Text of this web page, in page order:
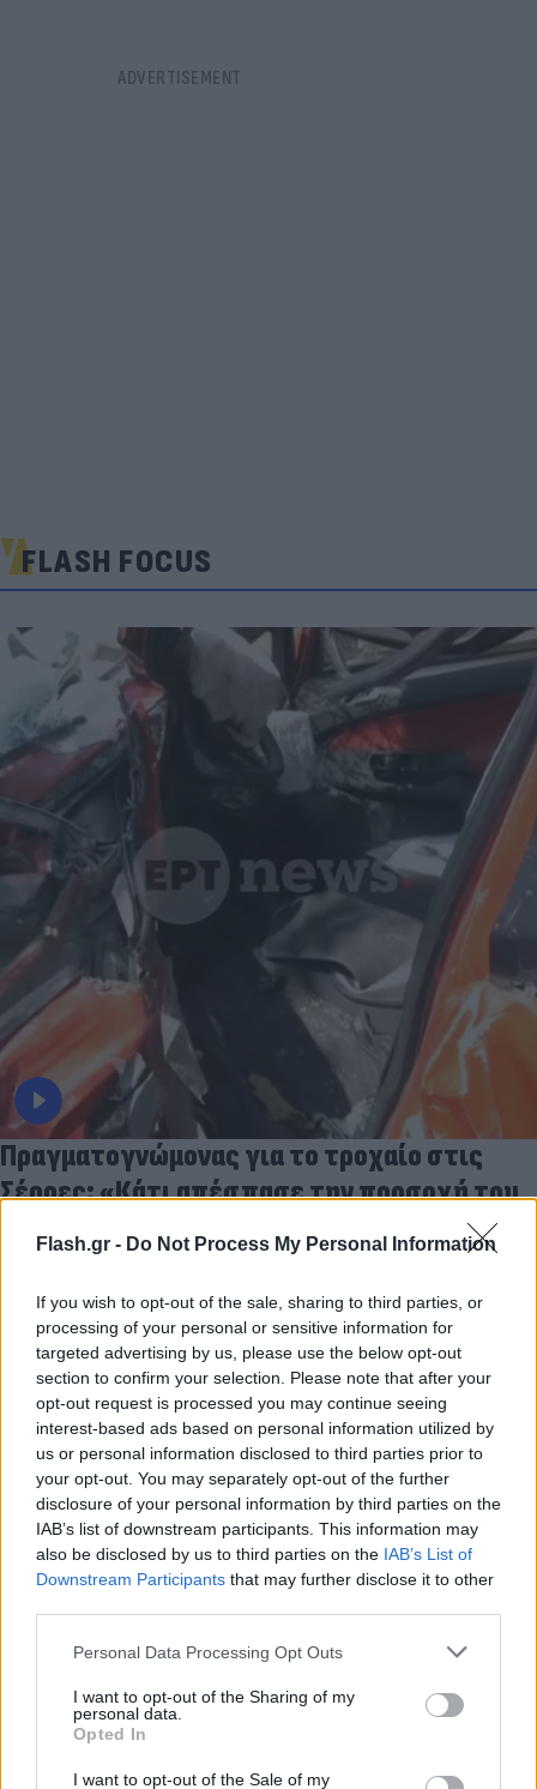
Flash.gr - Do Not Process My Personal Information
If you wish to opt-out of the sale, sharing to third parties, or
processing of your personal or sensitive information for
targeted advertising by us, please use the below opt-out
section to confirm your selection. Please note that after your
opt-out request is processed you may continue seeing
interest-based ads based on personal information utilized by
us or personal information disclosed to third parties prior to
your opt-out. You may separately opt-out of the further
disclosure of your personal information by third parties on the
IAB’s list of downstream participants. This information may
also be disclosed by us to third parties on the IAB’s List of
Downstream Participants that may further disclose it to other
Please note that this website/app uses one or more Google
not limited to your visit or usage behaviour. You may click to
grant or deny consent to Google and its third-party tags to
use your data for below specified purposes in below Google
consent section.
Personal Data Processing Opt Outs
I want to opt-out of the Sharing of my
personal data.
Opted In
I want to opt-out of the Sale of my
FLASH FOCUS
Πραγματογνώμονας για το τροχαίο στις
Σέρρες: «Κάτι απέσπασε την προσοχή του
οδηγού»